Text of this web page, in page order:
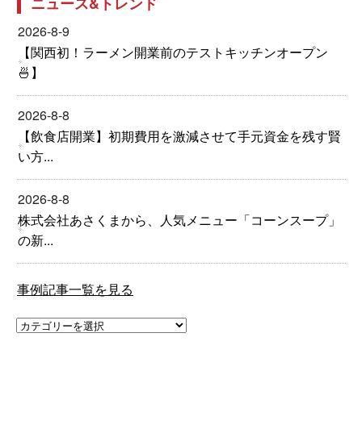
2026-8-9
【関西初！ラーメン開業前のテストキッチンオープン
🍜】
2026-8-8
【飲食店開業】初期費用を激減させて手元資金を残す賢
い方...
2026-8-8
株式会社あさくまから、人気メニュー「コーンスープ」
の新...
事例記事一覧を見る